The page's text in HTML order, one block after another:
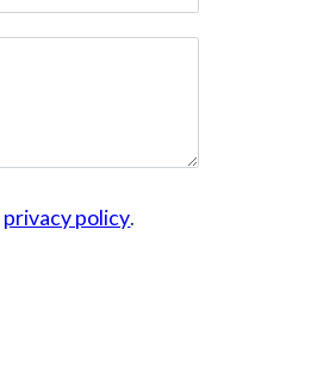
privacy policy.